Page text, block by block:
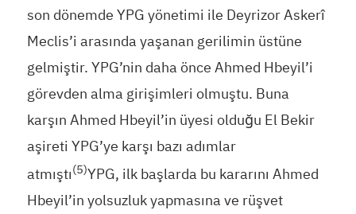
son dönemde YPG yönetimi ile Deyrizor Askerî
Meclis’i arasında yaşanan gerilimin üstüne
gelmiştir. YPG’nin daha önce Ahmed Hbeyil’i
görevden alma girişimleri olmuştu. Buna
karşın Ahmed Hbeyil’in üyesi olduğu El Bekir
aşireti YPG’ye karşı bazı adımlar
atmıştı(5)YPG, ilk başlarda bu kararını Ahmed
Hbeyil’in yolsuzluk yapmasına ve rüşvet